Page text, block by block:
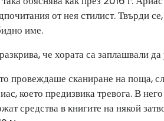
от нея стилист. Твърди
име.
че хората са заплашвали
провеждаше сканиране на поща,
което предизвика тревога. В
средства в книгите на някой